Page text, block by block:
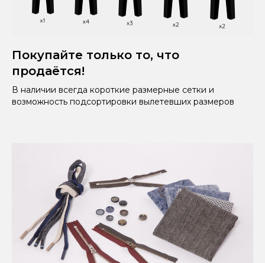
Покупайте только то, что
продаётся!
В наличии всегда короткие размерные сетки и
возможность подсортировки вылетевших размеров